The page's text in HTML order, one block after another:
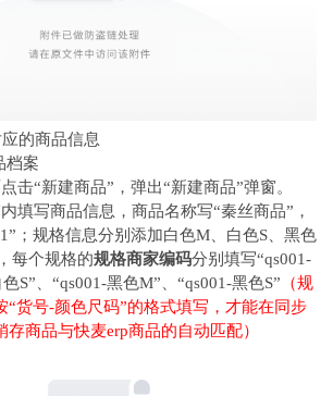
的商品信息
档案
击“新建商品”，弹出“新建商品”弹窗。
填写商品信息，商品名称写“秦丝商品”，
；规格信息分别添加白色M、白色S、黑色
每个规格的规格商家编码分别填写“qs001-
S”、“qs001-黑色M”、“qs001-黑色S” （规
“货号-颜色尺码”的格式填写，才能在同步
商品与快麦erp商品的自动匹配）